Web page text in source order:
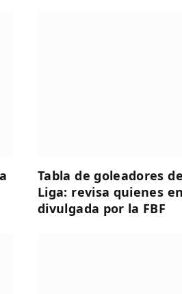
Tabla de goleadores
Liga: revisa quienes
divulgada por la FBF